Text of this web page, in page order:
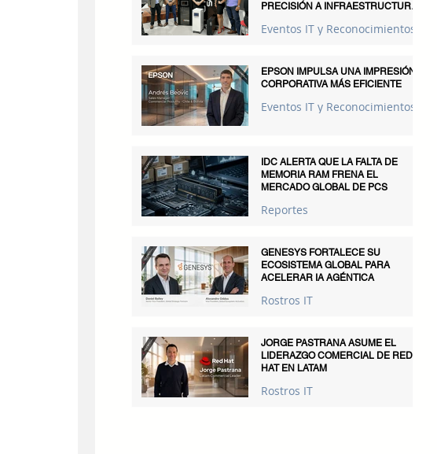
PRECISIÓN A INFRAESTRUCTURAS
Eventos IT y Reconocimientos
EPSON IMPULSA UNA IMPRESIÓN
CORPORATIVA MÁS EFICIENTE
Eventos IT y Reconocimientos
IDC ALERTA QUE LA FALTA DE
MEMORIA RAM FRENA EL
MERCADO GLOBAL DE PCS
Reportes
GENESYS FORTALECE SU
ECOSISTEMA GLOBAL PARA
ACELERAR IA AGÉNTICA
Rostros IT
JORGE PASTRANA ASUME EL
LIDERAZGO COMERCIAL DE RED
HAT EN LATAM
Rostros IT